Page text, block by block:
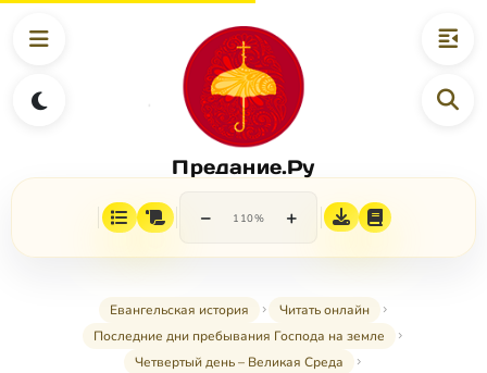
Предание.Ру
− 110% +
Евангельская история
Читать онлайн
Последние дни пребывания Господа на земле
Четвертый день – Великая Среда